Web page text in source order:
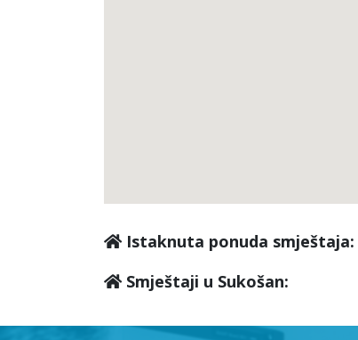
Istaknuta ponuda smještaja:
Smještaji u Sukošan: